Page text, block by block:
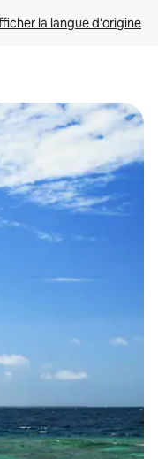
la langue d'origine
et en faisant glisser.